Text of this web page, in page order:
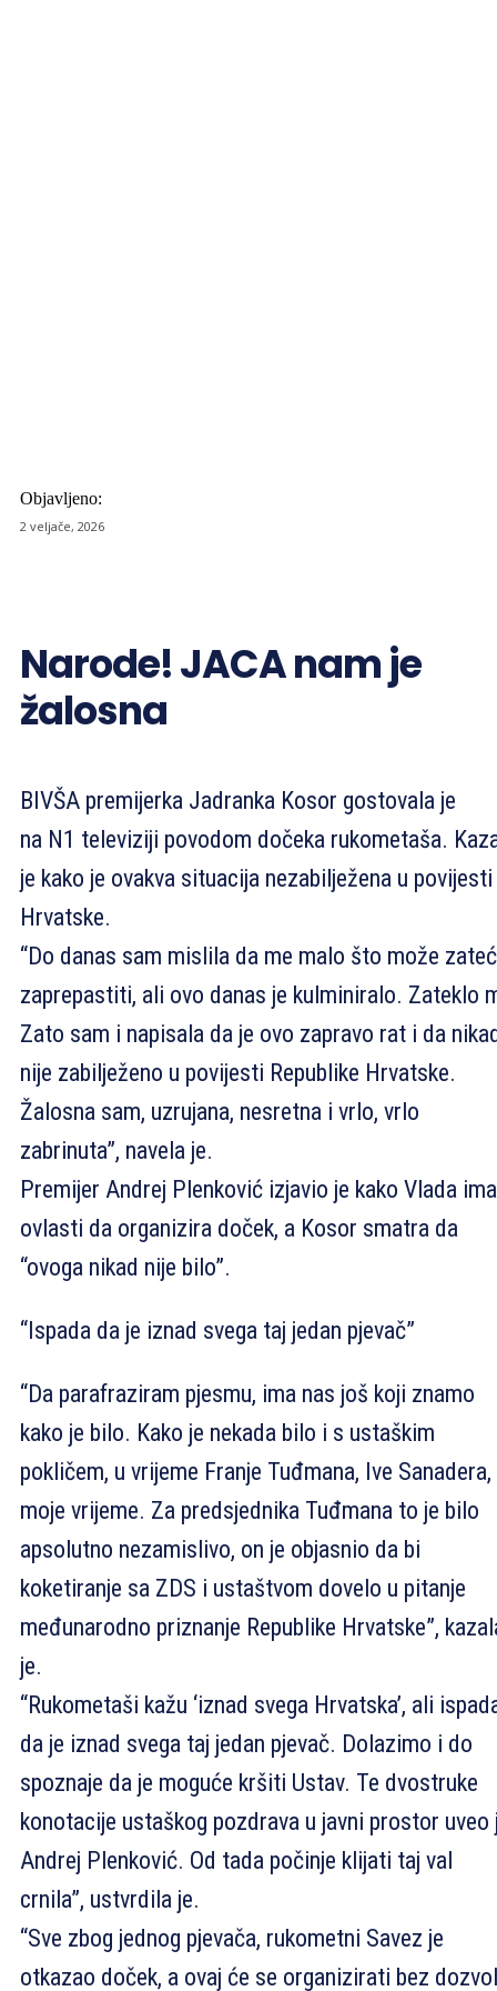
Objavljeno:
2 veljače, 2026
Narode! JACA nam je
žalosna
BIVŠA premijerka Jadranka Kosor gostovala je
na N1 televiziji povodom dočeka rukometaša.
je kako je ovakva situacija nezabilježena u povijesti
Hrvatske.
“Do danas sam mislila da me malo što može
zaprepastiti, ali ovo danas je kulminiralo. Zateklo
Zato sam i napisala da je ovo zapravo rat i da
nije zabilježeno u povijesti Republike Hrvatske.
Žalosna sam, uzrujana, nesretna i vrlo, vrlo
zabrinuta”, navela je.
Premijer Andrej Plenković izjavio je kako Vlada ima
ovlasti da organizira doček, a Kosor smatra da
“ovoga nikad nije bilo”.
“Ispada da je iznad svega taj jedan pjevač”
“Da parafraziram pjesmu, ima nas još koji znamo
kako je bilo. Kako je nekada bilo i s ustaškim
pokličem, u vrijeme Franje Tuđmana, Ive Sanadera,
moje vrijeme. Za predsjednika Tuđmana to je bilo
apsolutno nezamislivo, on je objasnio da bi
koketiranje sa ZDS i ustaštvom dovelo u pitanje
međunarodno priznanje Republike Hrvatske”,
je.
“Rukometaši kažu ‘iznad svega Hrvatska’, ali
da je iznad svega taj jedan pjevač. Dolazimo i do
spoznaje da je moguće kršiti Ustav. Te dvostruke
konotacije ustaškog pozdrava u javni prostor uveo
Andrej Plenković. Od tada počinje klijati taj val
crnila”, ustvrdila je.
“Sve zbog jednog pjevača, rukometni Savez je
otkazao doček, a ovaj će se organizirati bez